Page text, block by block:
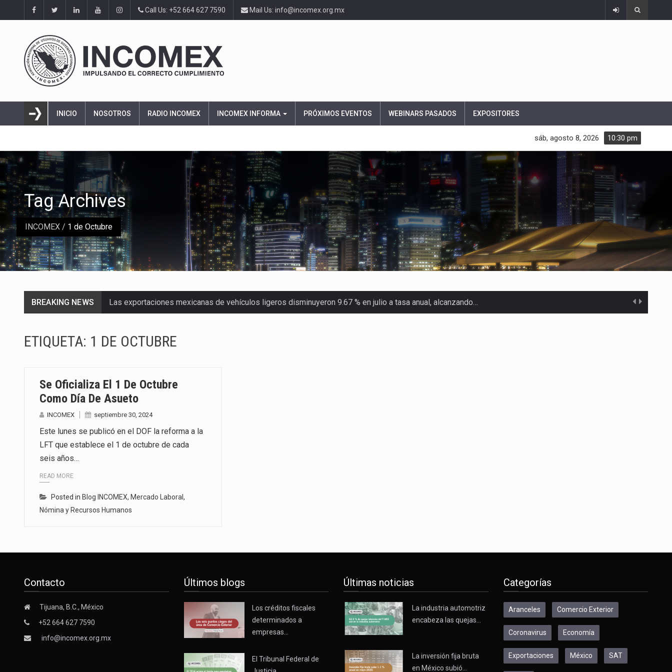
Call Us: +52 664 627 7590 Mail Us: info@incomex.org.mx
INICIO NOSOTROS RADIO INCOMEX INCOMEX INFORMA PRÓXIMOS EVENTOS WEBINARS PASADOS EXPOSITORES
10:30 pm
sáb, agosto 8, 2026
INCOMEX / 1 de Octubre
Tag Archives
BREAKING NEWS Las exportaciones mexicanas de vehículos ligeros disminuyeron 9.67 % en julio a tasa anual, alcanzando…
La Coalition for a Prosperous America (CPA) solicitó al gobierno de Estados Unidos mantener e…
Ante la suspensión temporal de las inspecciones sanitarias del Departamento de Agricultura de Estados Unidos…
Los créditos fiscales determinados a empresas IMMEX rara vez nacen de una interpretación equivocada de…
La industria automotriz mexicana concentra más de la mitad de las quejas bajo el Mecanismo…
El Departamento de Agricultura de Estados Unidos (USDA) suspendió el 5 de agosto de 2026…
ETIQUETA: 1 DE OCTUBRE
Se Oficializa El 1 De Octubre
Como Día De Asueto
INCOMEX septiembre 30, 2024
Este lunes se publicó en el DOF la reforma a la
LFT que establece el 1 de octubre de cada
seis años…
READ MORE
Posted in Blog INCOMEX, Mercado Laboral,
Nómina y Recursos Humanos
Contacto
Tijuana, B.C., México
+52 664 627 7590
info@incomex.org.mx
Últimos blogs
Los créditos fiscales
determinados a
empresas…
El Tribunal Federal de
Últimas noticias
La industria automotriz
encabeza las quejas…
La inversión fija bruta
en México subió…
Categorías
Aranceles Comercio Exterior
Coronavirus Economía
Exportaciones México SAT